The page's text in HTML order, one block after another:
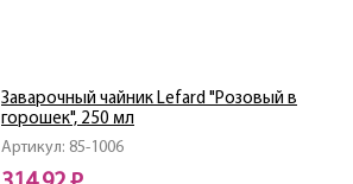
Артикул: 85-1006
Заварочный чайник Lefard "Розовый в
горошек", 250 мл